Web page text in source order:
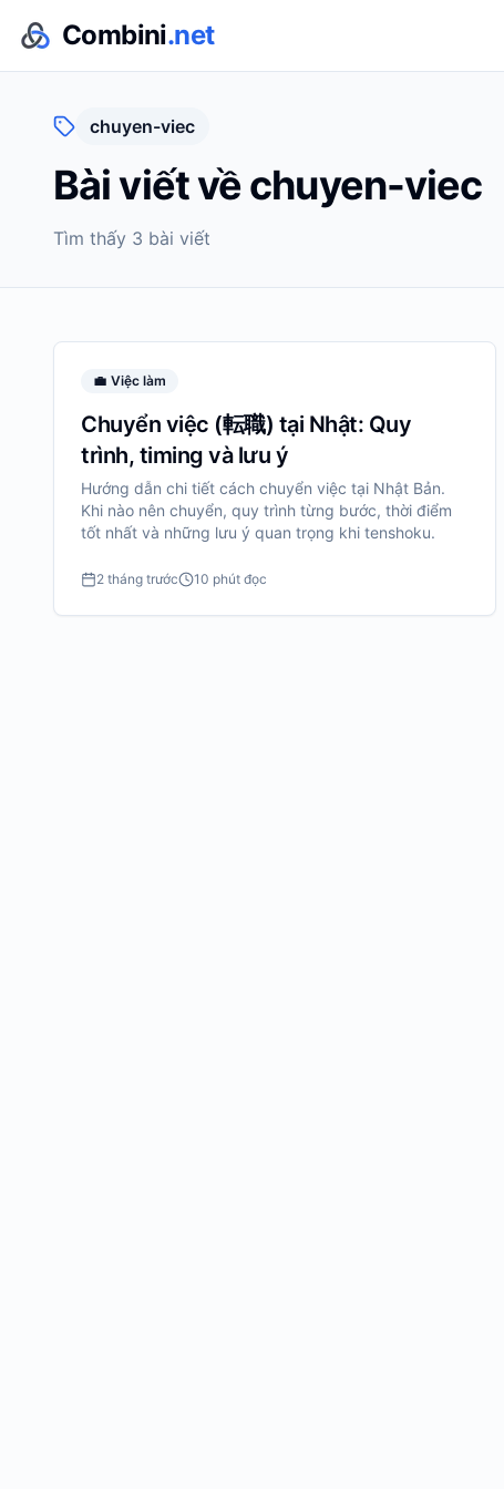
Combini.net
chuyen-viec
Bài viết vềchuyen-viec
Tìm thấy 3 bài viết
💼 Việc làm
Chuyển việc (転職) tại Nhật: Quy
trình, timing và lưu ý
Hướng dẫn chi tiết cách chuyển việc tại Nhật Bản.
Khi nào nên chuyển, quy trình từng bước, thời điểm
tốt nhất và những lưu ý quan trọng khi tenshoku.
2 tháng trước 10 phút đọc